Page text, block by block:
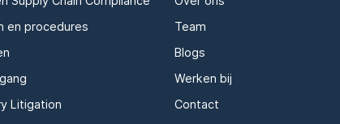
en procedures
Litigation
Team
Blogs
Werken bij
Contact